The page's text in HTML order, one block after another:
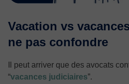
Vacation vs
ne pas confondre
Il peut arriver que des avocats
“vacances judiciaires”.